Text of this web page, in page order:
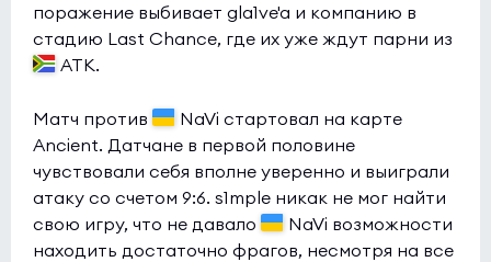
Esports World Cup 2026 Open Qualifier (bo3)
FOKUS
Esports World Cup 2026 Open Qualifier(bo3)
Partizan 1
Orion Wanderers 0
0:0
поражение выбивает gla1ve'a и компанию в
стадию Last Chance, где их уже ждут парни из
ATK.
Матч против
NaVi стартовал на карте
Ancient. Датчане в первой половине
чувствовали себя вполне уверенно и выиграли
атаку со счетом 9:6. s1mple никак не мог найти
свою игру, что не давало
NaVi возможности
находить достаточно фрагов, несмотря на все